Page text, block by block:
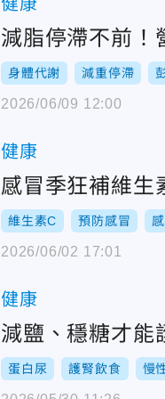
減脂停滯不前！
身體代謝 減重停滯
2026/06/09 12:00
健康
感冒季狂補維生
維生素C 預防感冒
2026/06/02 17:01
健康
減鹽、穩糖才能
蛋白尿 護腎飲食 慢